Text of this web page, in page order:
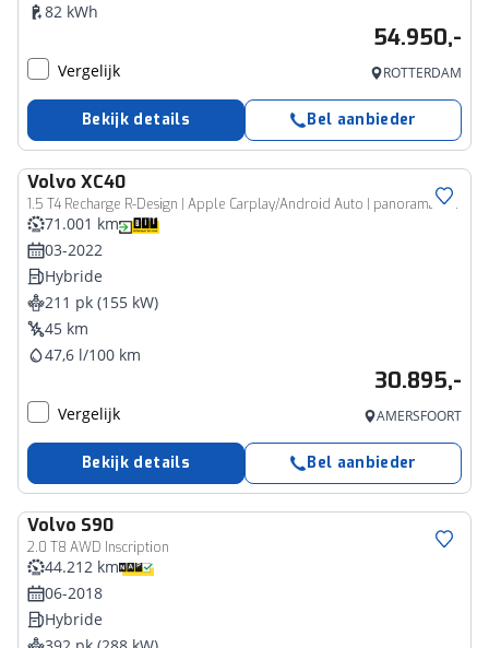
82 kWh
54.950,-
Vergelijk ROTTERDAM
Bekijk details Bel aanbieder
Volvo XC40
1.5 T4 Recharge R-Design | Apple Carplay/Android Auto | panorama-dak | Keyless entry/Start | 360 Camera | FULL Led
71.001 km
03-2022
Hybride
211 pk (155 kW)
45 km
47,6 l/100 km
30.895,-
Vergelijk AMERSFOORT
Bekijk details Bel aanbieder
Volvo S90
2.0 T8 AWD Inscription
44.212 km
06-2018
Hybride